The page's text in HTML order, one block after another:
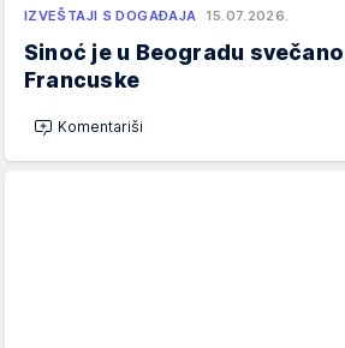
IZVEŠTAJI S DOGAĐAJA 15.07.2026.
Sinoć je u Beogradu
Francuske
Komentariši